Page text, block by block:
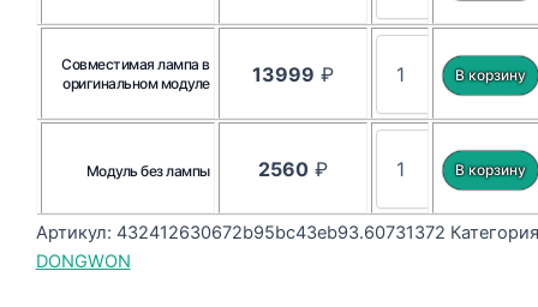
Совместимая лампа в
оригинальном модуле
13999 ₽
Модуль без лампы 2560₽
Артикул: 432412630672b95bc43eb93.60731372
DONGWON